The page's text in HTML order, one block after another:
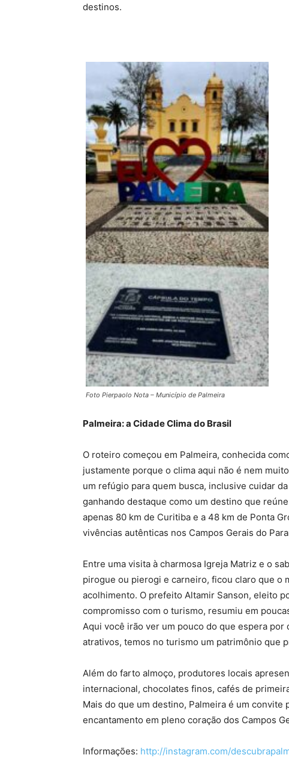
destinos.
Foto Pierpaolo Nota – Município de Palmeira
Palmeira: a Cidade Clima do Brasil
O roteiro começou em Palmeira, conhecida
justamente porque o clima aqui não é nem
um refúgio para quem busca, inclusive cuidar
ganhando destaque como um destino que
apenas 80 km de Curitiba e a 48 km de Ponta
vivências autênticas nos Campos Gerais do
Entre uma visita à charmosa Igreja Matriz e o
pirogue ou pierogi e carneiro, ficou claro que o
acolhimento. O prefeito Altamir Sanson, eleito
compromisso com o turismo, resumiu em
Aqui você irão ver um pouco do que espera
atrativos, temos no turismo um patrimônio que
Além do farto almoço, produtores locais
internacional, chocolates finos, cafés de
Mais do que um destino, Palmeira é um
encantamento em pleno coração dos Campos
Informações: http://instagram.com/